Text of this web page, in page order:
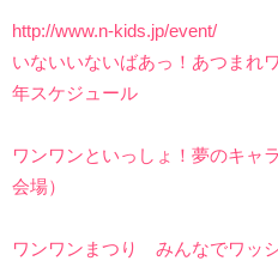
http://www.n-kids.jp/event/
いないいないばあっ！あつま
年スケジュール
ワンワンといっしょ！夢のキャ
会場）
ワンワンまつり みんなでワッ